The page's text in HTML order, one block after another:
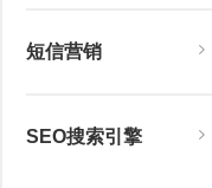
短信营销
SEO搜索引擎